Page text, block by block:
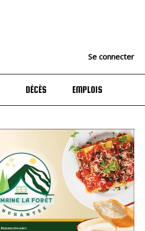
Se connecter
DÉCÈS EMPLOIS